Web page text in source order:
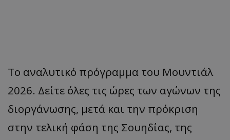
Το αναλυτικό πρόγραμμα του Μουντιάλ
2026. Δείτε όλες τις ώρες των αγώνων της
διοργάνωσης, μετά και την πρόκριση
στην τελική φάση της Σουηδίας, της